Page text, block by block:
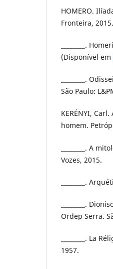
HOMERO.
Fronteira, 2015.
________.
(Disponível em
________.
São Paulo:
KERÉNYI,
homem.
________. A
Vozes, 2015.
________.
________.
Ordep Serra.
________. La
1957.